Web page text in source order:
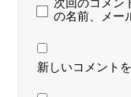
次回のコメン
の名前、メー
新しいコメント